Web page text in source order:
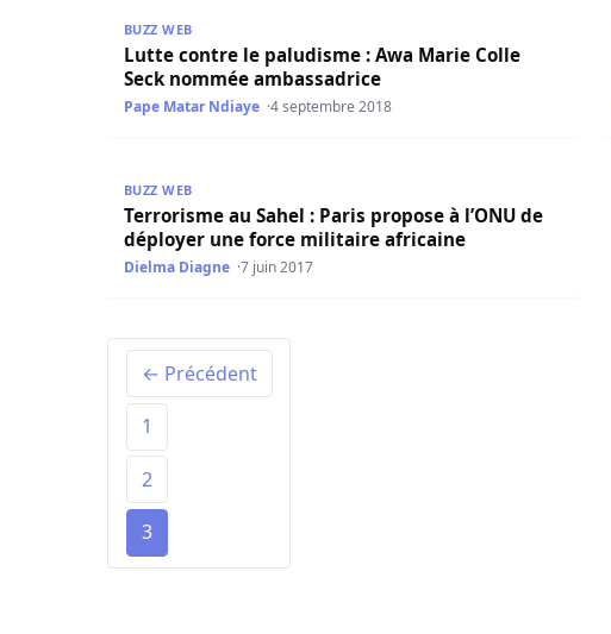
BUZZ WEB
Lutte contre le paludisme : Awa Marie Colle
Seck nommée ambassadrice
Pape Matar Ndiaye 4 septembre 2018
BUZZ WEB
Terrorisme au Sahel : Paris propose à l’ONU de
déployer une force militaire africaine
Dielma Diagne 7 juin 2017
← Précédent
1
2
3